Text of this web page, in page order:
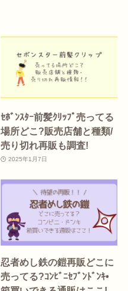
ｾﾎﾞﾝｽﾀｰ前髪ｸﾘｯﾌﾟ売ってる
場所どこ?販売店舗と種類/
売り切れ再販も調査!
2025年1月7日
忍者めし鉄の鎧再販どこに
売ってる?ｺﾝﾋﾞﾆｾﾌﾞﾝﾄﾞﾝｷ•